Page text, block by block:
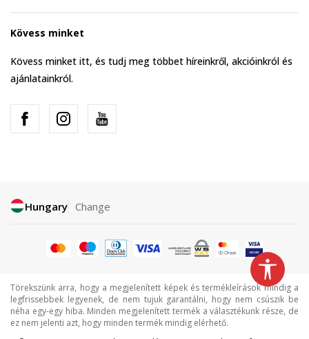
Kövess minket
Kövess minket itt, és tudj meg többet híreinkről, akcióinkról és
ajánlatainkról.
Hungary Change
Törekszünk arra, hogy a megjelenített képek és termékleírások mindig a
legfrissebbek legyenek, de nem tujuk garantálni, hogy nem csúszik be
néha egy-egy hiba. Minden megjelenített termék a választékunk része, de
ez nem jelenti azt, hogy minden termék mindig elérhető.